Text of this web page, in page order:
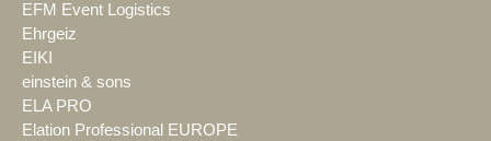
EFM Event Logistics
Ehrgeiz
EIKI
einstein & sons
ELA PRO
Elation Professional EUROPE